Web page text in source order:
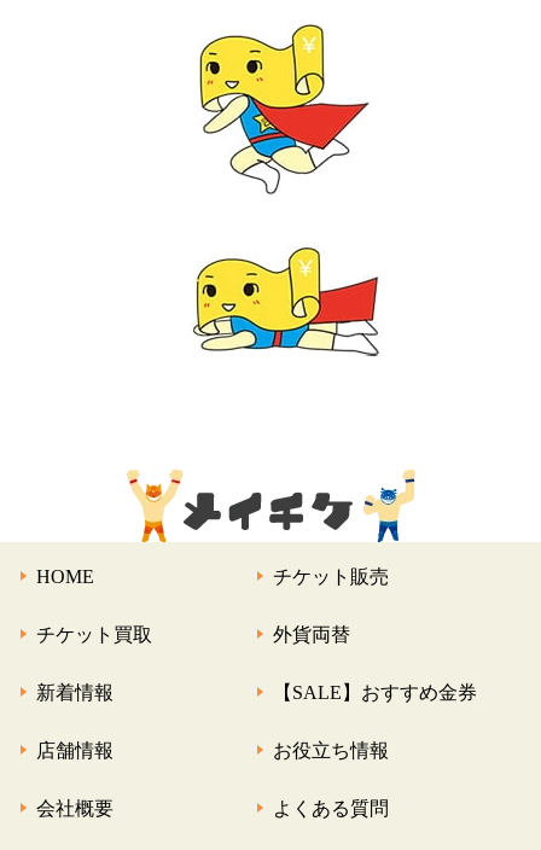
HOME チケット販売
チケット買取 外貨両替
新着情報 【SALE】おすすめ金券
店舗情報 お役立ち情報
会社概要 よくある質問